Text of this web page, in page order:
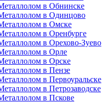
в Обнинске
в Одинцово
в Омске
в Оренбурге
в Орехово-Зуево
в Орле
в Орске
в Пензе
в Первоуральске
в Петрозаводске
в Пскове